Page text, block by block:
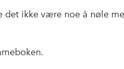
det ikke være noe å nøle